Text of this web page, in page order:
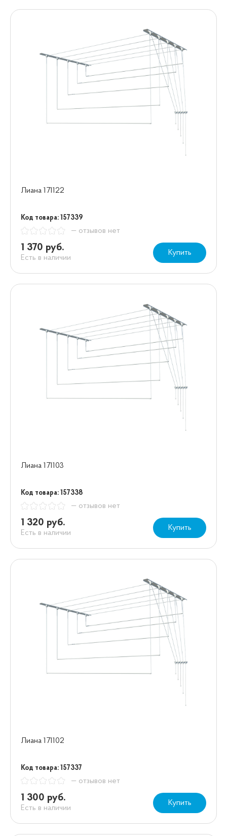
Лиана 171122
Код товара: 157339
— отзывов нет
1 370 руб.
Есть в наличии
Купить
Лиана 171103
Код товара: 157338
— отзывов нет
1 320 руб.
Есть в наличии
Купить
Лиана 171102
Код товара: 157337
— отзывов нет
1 300 руб.
Есть в наличии
Купить